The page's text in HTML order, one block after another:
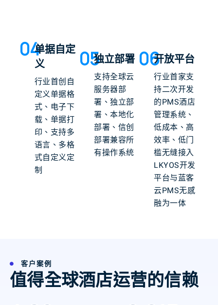
04单据自定
义
行业首创自
定义单据格
式、电子下
载、单据打
印、支持多
语言、多格
式自定义定
制
05独立部署
支持全球云
服务器部
署、独立部
署、本地化
部署、信创
部署兼容所
有操作系统
06开放平台
行业首家支
持二次开发
的PMS酒店
管理系统、
低成本、高
效率、低门
槛无缝接入
LKYOS开发
平台与蓝客
云PMS无感
融为一体
客户案例
值得全球酒店运营的信赖